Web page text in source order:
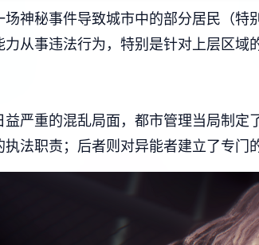
场神秘事件导致城市中的部分居民（
力从事违法行为，特别是针对上层区域
益严重的混乱局面，都市管理当局制
执法职责；后者则对异能者建立了专门